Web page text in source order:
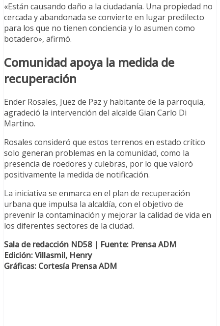
«Están causando daño a la ciudadanía. Una propiedad no
cercada y abandonada se convierte en lugar predilecto
para los que no tienen conciencia y lo asumen como
botadero», afirmó.
Comunidad apoya la medida de
recuperación
Ender Rosales, Juez de Paz y habitante de la parroquia,
agradeció la intervención del alcalde Gian Carlo Di
Martino.
Rosales consideró que estos terrenos en estado crítico
solo generan problemas en la comunidad, como la
presencia de roedores y culebras, por lo que valoró
positivamente la medida de notificación.
La iniciativa se enmarca en el plan de recuperación
urbana que impulsa la alcaldía, con el objetivo de
prevenir la contaminación y mejorar la calidad de vida en
los diferentes sectores de la ciudad.
Sala de redacción ND58 | Fuente: Prensa ADM
Edición: Villasmil, Henry
Gráficas: Cortesía Prensa ADM